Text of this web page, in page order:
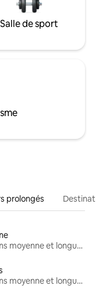
Salle de sport
prolongés
Locations moyenne et longue durée
Locations moyenne et longue durée